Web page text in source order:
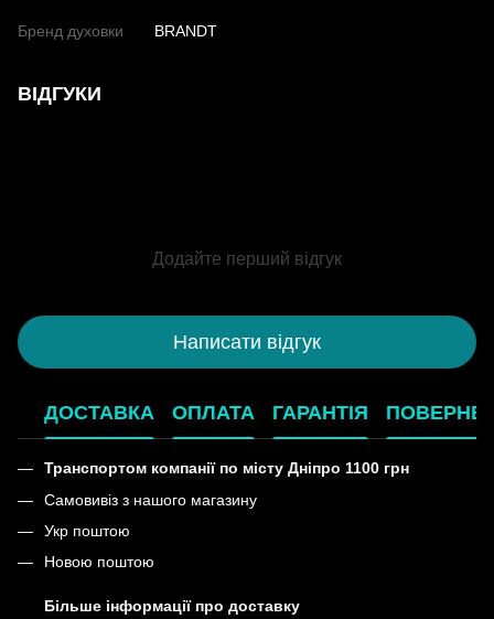
Бренд духовки BRANDT
ВІДГУКИ
Додайте перший відгук
Написати відгук
ДОСТАВКА ОПЛАТА ГАРАНТІЯ
Транспортом компанії по місту Дніпро 1100 грн
Самовивіз з нашого магазину
Укр поштою
Новою поштою
Більше інформації про доставку